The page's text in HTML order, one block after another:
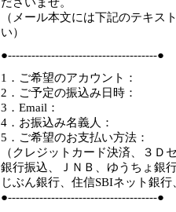
（メール本文には下記のテキス
い）
●--------------------------------------●
1．ご希望のアカウント：
2．ご予定の振込み日時：
3．Email：
4．お振込み名義人：
5．ご希望のお支払い方法：
（クレジットカード決済、３Ｄ
銀行振込、ＪＮＢ、ゆうちょ銀
じぶん銀行、住信SBIネット銀
●--------------------------------------●